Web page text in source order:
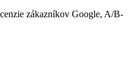
zákazníkov Google, A/B-